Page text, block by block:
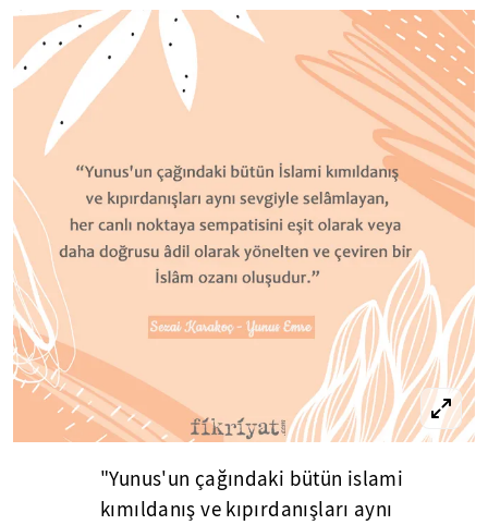
"Yunus'un çağındaki bütün islami
kımıldanış ve kıpırdanışları aynı